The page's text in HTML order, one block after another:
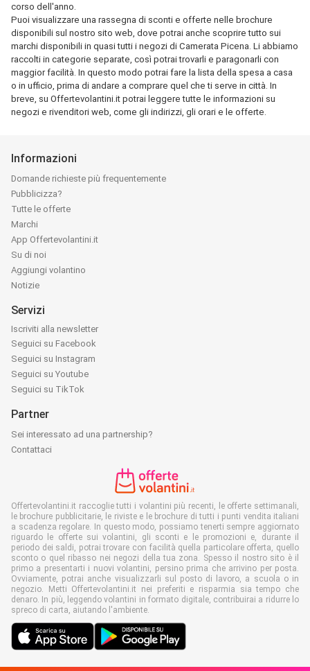
corso dell'anno.
Puoi visualizzare una rassegna di sconti e offerte nelle brochure
disponibili sul nostro sito web, dove potrai anche scoprire tutto sui
marchi disponibili in quasi tutti i negozi di Camerata Picena. Li abbiamo
raccolti in categorie separate, così potrai trovarli e paragonarli con
maggior facilità. In questo modo potrai fare la lista della spesa a casa
o in ufficio, prima di andare a comprare quel che ti serve in città. In
breve, su Offertevolantini.it potrai leggere tutte le informazioni su
negozi e rivenditori web, come gli indirizzi, gli orari e le offerte.
Informazioni
Domande richieste più frequentemente
Pubblicizza?
Tutte le offerte
Marchi
App Offertevolantini.it
Su di noi
Aggiungi volantino
Notizie
Servizi
Iscriviti alla newsletter
Seguici su Facebook
Seguici su Instagram
Seguici su Youtube
Seguici su TikTok
Partner
Sei interessato ad una partnership?
Contattaci
Offertevolantini.it raccoglie tutti i volantini più recenti, le offerte settimanali,
le brochure pubblicitarie, le riviste e le brochure di tutti i punti vendita italiani
a scadenza regolare. In questo modo, possiamo tenerti sempre aggiornato
riguardo le offerte sui volantini, gli sconti e le promozioni e, durante il
periodo dei saldi, potrai trovare con facilità quella particolare offerta, quello
sconto o quel ribasso nei negozi della tua zona. Spesso il nostro sito è il
primo a presentarti i nuovi volantini, persino prima che arrivino per posta.
Ovviamente, potrai anche visualizzarli sul posto di lavoro, a scuola o in
negozio. Metti Offertevolantini.it nei preferiti e risparmia sia tempo che
denaro. In più, leggendo volantini in formato digitale, contribuirai a ridurre lo
spreco di carta, aiutando l'ambiente.